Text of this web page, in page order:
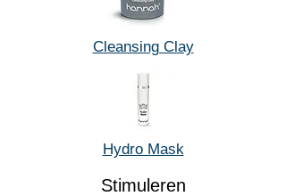
Cleansing Clay
Hydro Mask
Stimuleren